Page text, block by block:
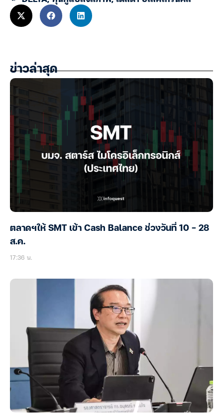
ข่าวล่าสุด
ตลาดฯให้ SMT เข้า Cash Balance ช่วงวันที่ 10 – 28
ส.ค.
17:36 น.